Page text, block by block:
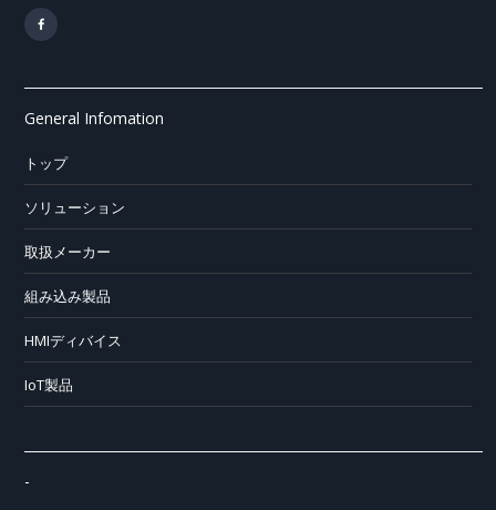
General Infomation
トップ
ソリューション
取扱メーカー
組み込み製品
HMIディバイス
IoT製品
-